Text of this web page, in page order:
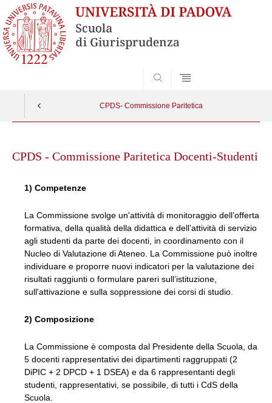
CPDS- Commissione Paritetica
contentCPDS - Commissione Paritetica Docenti-Studenti
1) Competenze
La Commissione svolge un'attività di monitoraggio dell’offerta
formativa, della qualità della didattica e dell’attività di servizio
agli studenti da parte dei docenti, in coordinamento con il
Nucleo di Valutazione di Ateneo. La Commissione può inoltre
individuare e proporre nuovi indicatori per la valutazione dei
risultati raggiunti o formulare pareri sull’istituzione,
sull'attivazione e sulla soppressione dei corsi di studio.
2) Composizione
La Commissione è composta dal Presidente della Scuola, da
5 docenti rappresentativi dei dipartimenti raggruppati (2
DiPIC + 2 DPCD + 1 DSEA) e da 6 rappresentanti degli
studenti, rappresentativi, se possibile, di tutti i CdS della
Scuola.